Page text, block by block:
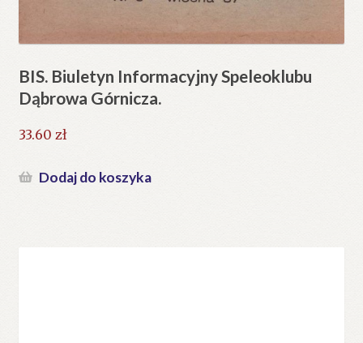
BIS. Biuletyn Informacyjny Speleoklubu
Dąbrowa Górnicza.
33.60 zł
Dodaj do koszyka